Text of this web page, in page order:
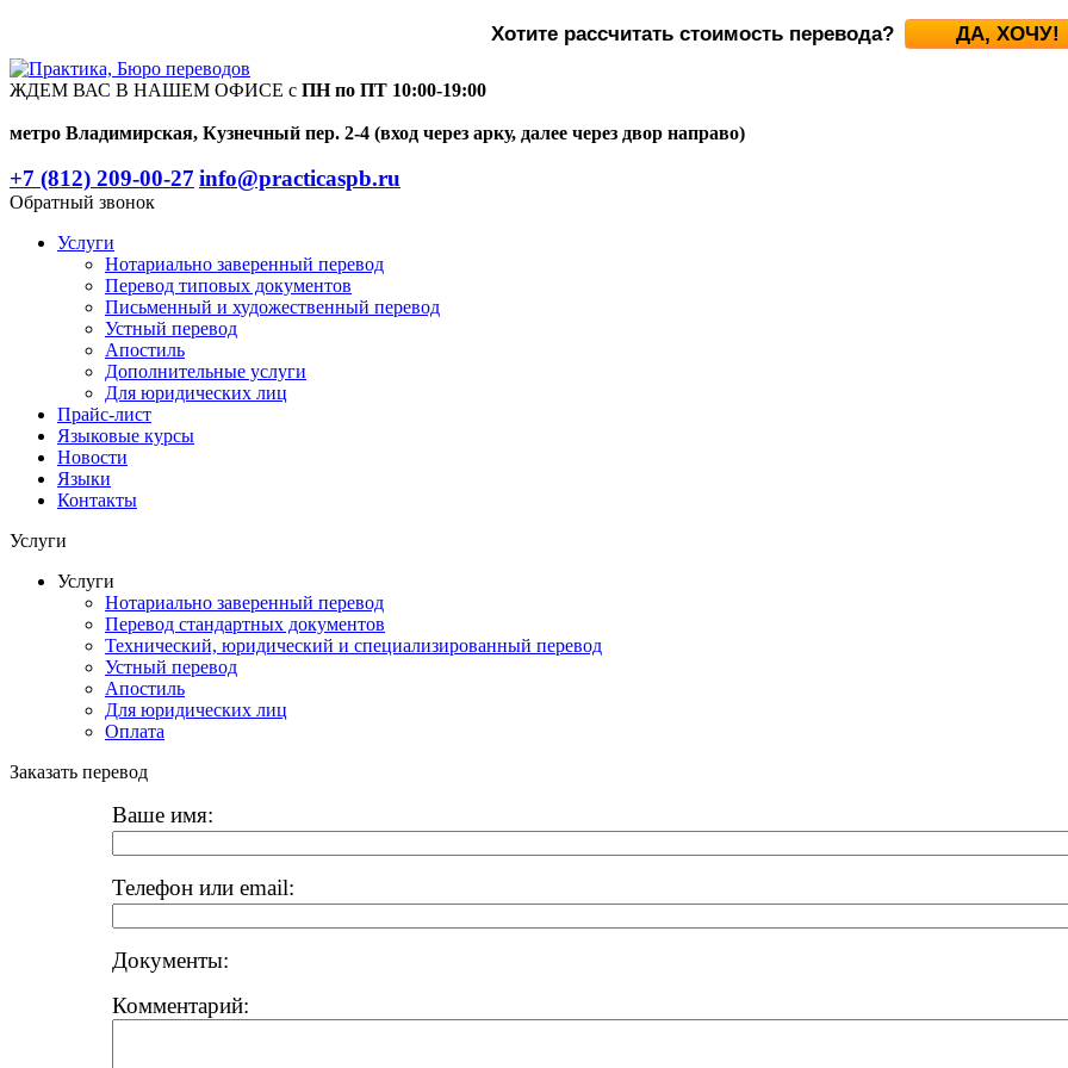
Хотите рассчитать стоимость перевода? ДА, ХОЧУ!
ЖДЕМ ВАС В НАШЕМ ОФИСЕ с ПН по ПТ 10:00-19:00
метро Владимирская, Кузнечный пер. 2-4 (вход через арку, далее через двор направо)
+7 (812) 209-00-27 info@practicaspb.ru
Обратный звонок
Услуги
Нотариально заверенный перевод
Перевод типовых документов
Письменный и художественный перевод
Устный перевод
Апостиль
Дополнительные услуги
Для юридических лиц
Прайс-лист
Языковые курсы
Новости
Языки
Контакты
Услуги
Услуги
Нотариально заверенный перевод
Перевод стандартных документов
Технический, юридический и специализированный перевод
Устный перевод
Апостиль
Для юридических лиц
Оплата
Заказать перевод
Ваше имя:
Телефон или email:
Документы:
Комментарий: